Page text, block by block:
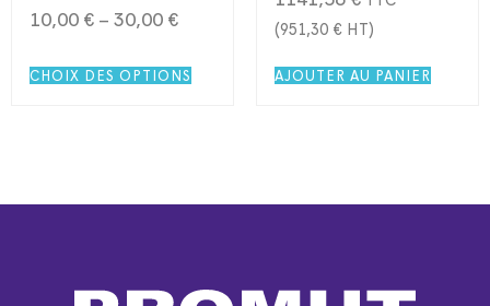
10,00 € – 30,00 €
CHOIX DES OPTIONS
(951,30 € HT)
AJOUTER AU PANIER